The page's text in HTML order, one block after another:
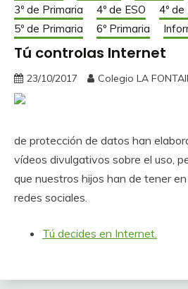
3º de Primaria
4º de ESO
4º
5º de Primaria
6º Primaria
Tú controlas Internet
23/10/2017 Colegio LA
de protección de datos han
vídeos divulgativos sobre el uso,
que nuestros hijos han de tener
redes sociales.
Tú decides en Internet.